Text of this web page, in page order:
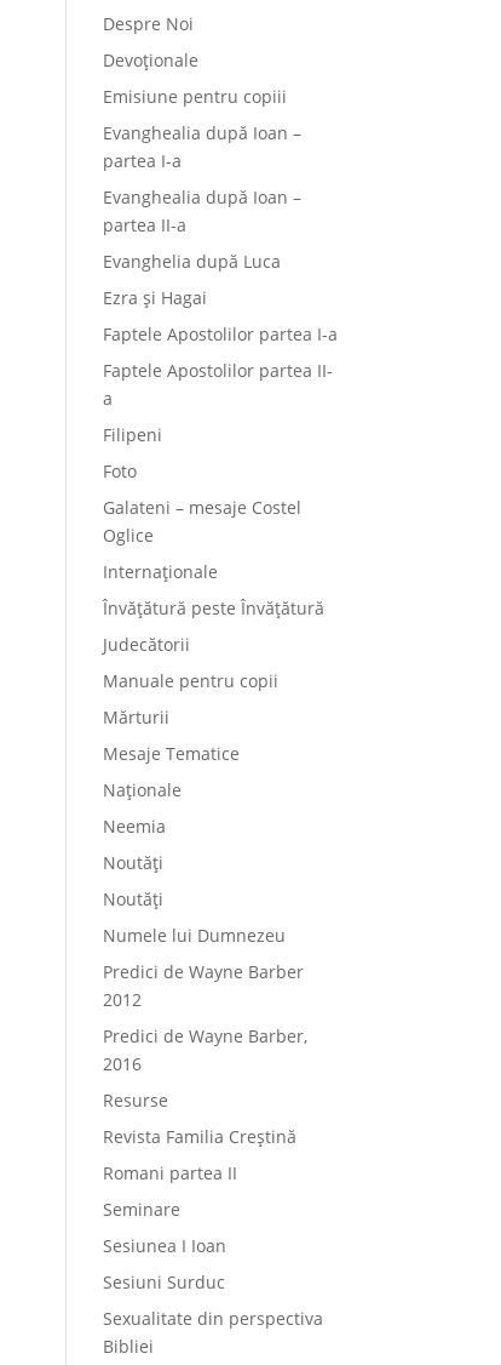
Despre Noi
Devoționale
Emisiune pentru copiii
Evanghealia după Ioan –
partea I-a
Evanghealia după Ioan –
partea II-a
Evanghelia după Luca
Ezra și Hagai
Faptele Apostolilor partea I-a
Faptele Apostolilor partea II-
a
Filipeni
Foto
Galateni – mesaje Costel
Oglice
Internaționale
Învățătură peste Învățătură
Judecătorii
Manuale pentru copii
Mărturii
Mesaje Tematice
Naționale
Neemia
Noutăți
Noutăți
Numele lui Dumnezeu
Predici de Wayne Barber
2012
Predici de Wayne Barber,
2016
Resurse
Revista Familia Creștină
Romani partea II
Seminare
Sesiunea I Ioan
Sesiuni Surduc
Sexualitate din perspectiva
Bibliei